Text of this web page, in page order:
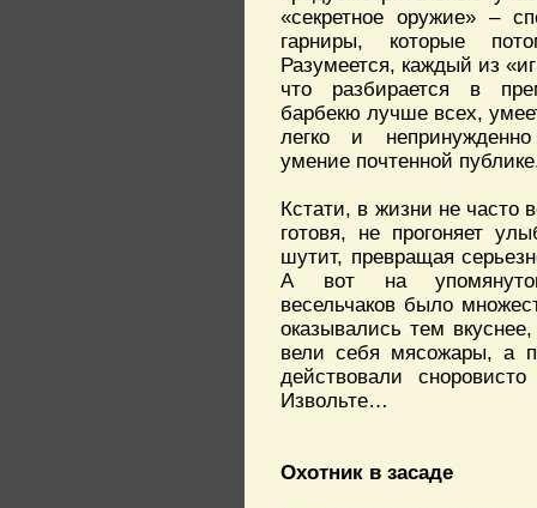
«секретное оружие» –
гарниры, которые
Разумеется, каждый из
что разбирается в
барбекю лучше всех,
легко и
умение почтенной
Кстати, в жизни не часто
готовя, не прогоняет
шутит, превращая
А вот на
весельчаков было
оказывались тем
вели себя мясожары, а
действовали
Извольте…
Охотник в засаде